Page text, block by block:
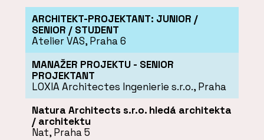
ARCHITEKT-PROJEKTANT: JUNIOR /
SENIOR / STUDENT
Atelier VAS, Praha 6
MANAŽER PROJEKTU - SENIOR
PROJEKTANT
LOXIA Architectes Ingenierie s.r.o., Praha
Natura Architects s.r.o. hledá architekta
/ architektu
Nat, Praha 5